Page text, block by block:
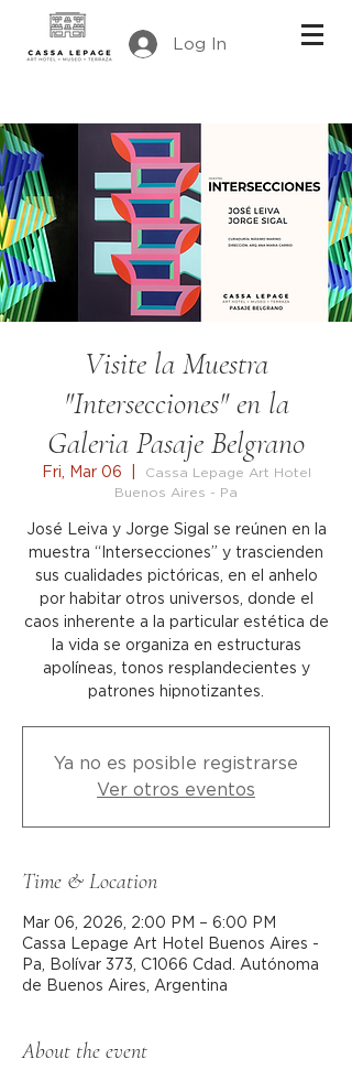
Log In
Visite la Muestra
"Intersecciones" en la
Galeria Pasaje Belgrano
Fri, Mar 06
Cassa Lepage Art Hotel
Buenos Aires - Pa
José Leiva y Jorge Sigal se reúnen en la
muestra “Intersecciones” y trascienden
sus cualidades pictóricas, en el anhelo
por habitar otros universos, donde el
caos inherente a la particular estética de
la vida se organiza en estructuras
apolíneas, tonos resplandecientes y
patrones hipnotizantes.
Ya no es posible registrarse
Ver otros eventos
Time & Location
Mar 06, 2026, 2:00 PM – 6:00 PM
Cassa Lepage Art Hotel Buenos Aires -
Pa, Bolívar 373, C1066 Cdad. Autónoma
de Buenos Aires, Argentina
About the event